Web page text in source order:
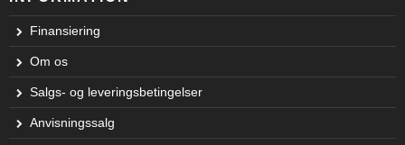
Finansiering
Om os
Salgs- og leveringsbetingelser
Anvisningssalg